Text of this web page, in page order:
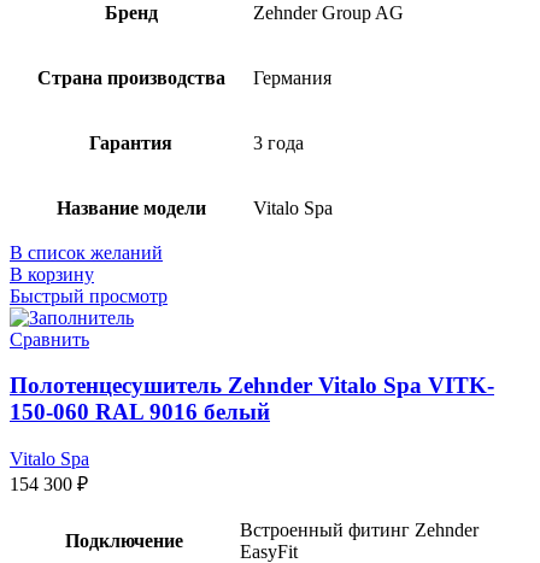
Бренд Zehnder Group AG
Страна производства Германия
Гарантия 3 года
Название модели Vitalo Spa
В список желаний
В корзину
Быстрый просмотр
Сравнить
Полотенцесушитель Zehnder Vitalo Spa VITK-
150-060 RAL 9016 белый
Vitalo Spa
154 300 ₽
Подключение
Встроенный фитинг Zehnder
EasyFit